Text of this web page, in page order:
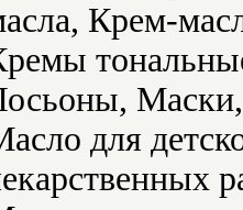
Крем-
для